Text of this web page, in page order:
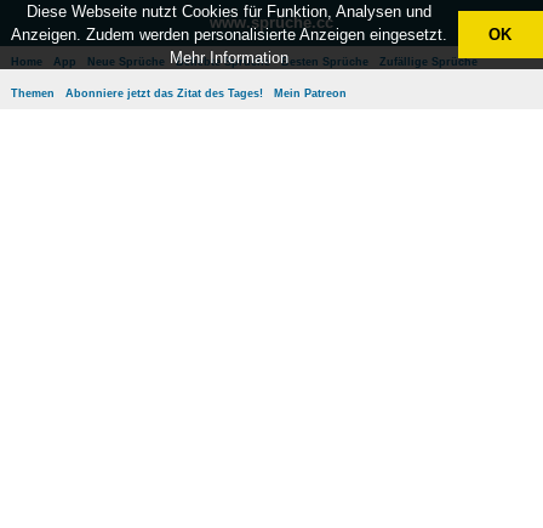
www.sprüche.cc
Home App Neue Sprüche Beliebte Sprüche Besten Sprüche Zufällige Sprüche
Themen Abonniere jetzt das Zitat des Tages! Mein Patreon
Diese Webseite nutzt Cookies für Funktion, Analysen und
Anzeigen. Zudem werden personalisierte Anzeigen eingesetzt.
Mehr Information
OK